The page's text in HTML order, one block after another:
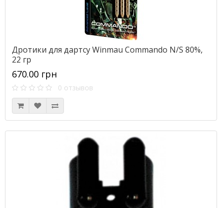
Дротики для дартсу Winmau Commando N/S 80%,
22 гр
670.00 грн
0 отзывов